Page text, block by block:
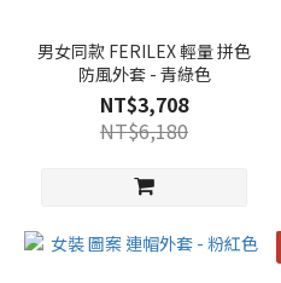
男女同款 FERILEX 輕量 拼色
防風外套 - 青綠色
NT$3,708
NT$6,180